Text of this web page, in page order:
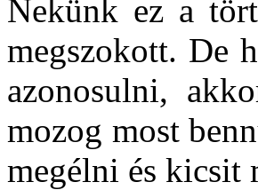
Nekünk ez a
megszokott. De
azonosulni,
mozog most
megélni és kicsit